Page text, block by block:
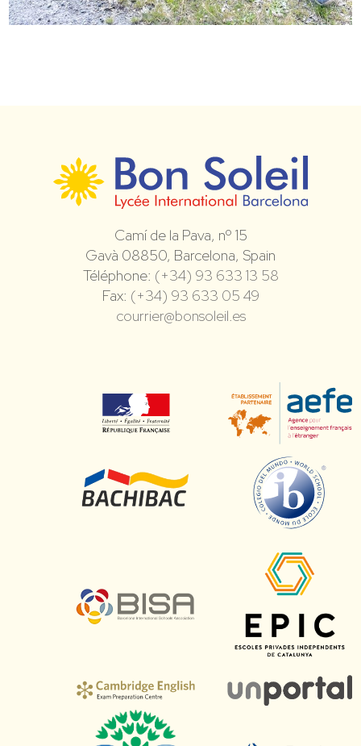
Camí de la Pava, nº 15
Gavà 08850, Barcelona, Spain
Téléphone: (+34) 93 633 13 58
Fax: (+34) 93 633 05 49
courrier@bonsoleil.es